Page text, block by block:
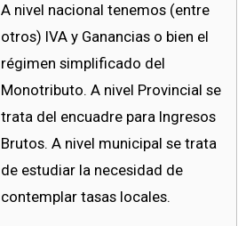
A nivel nacional tenemos (entre
otros) IVA y Ganancias o bien el
régimen simplificado del
Monotributo. A nivel Provincial se
trata del encuadre para Ingresos
Brutos. A nivel municipal se trata
de estudiar la necesidad de
contemplar tasas locales.